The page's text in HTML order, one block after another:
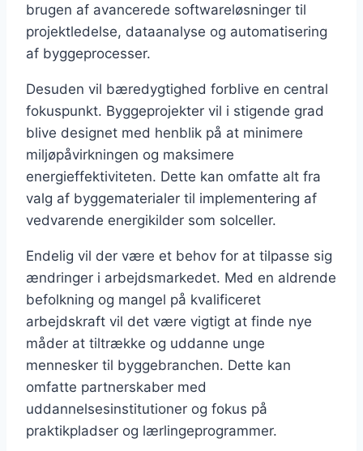
brugen af avancerede softwareløsninger til
projektledelse, dataanalyse og automatisering
af byggeprocesser.
Desuden vil bæredygtighed forblive en central
fokuspunkt. Byggeprojekter vil i stigende grad
blive designet med henblik på at minimere
miljøpåvirkningen og maksimere
energieffektiviteten. Dette kan omfatte alt fra
valg af byggematerialer til implementering af
vedvarende energikilder som solceller.
Endelig vil der være et behov for at tilpasse sig
ændringer i arbejdsmarkedet. Med en aldrende
befolkning og mangel på kvalificeret
arbejdskraft vil det være vigtigt at finde nye
måder at tiltrække og uddanne unge
mennesker til byggebranchen. Dette kan
omfatte partnerskaber med
uddannelsesinstitutioner og fokus på
praktikpladser og lærlingeprogrammer.